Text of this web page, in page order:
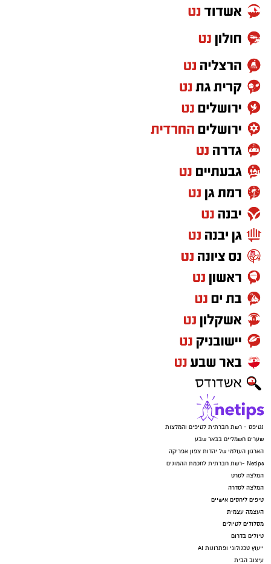
נטיפס - רשת חברתית לטיפים והמלצות
שערים חשמליים בבאר שבע
הארגון העולמי של יהדות צפון אפריקה
Netips -רשת חברתית לחכמת ההמונים
המלצה לסרט
המלצה לסדרה
טיפים ליחסים אישיים
העצמה עצמית
מסלולים לטיולים
טיולים בדרום
ייעוץ טכנולוגי ופתרונות AI
עיצוב הבית